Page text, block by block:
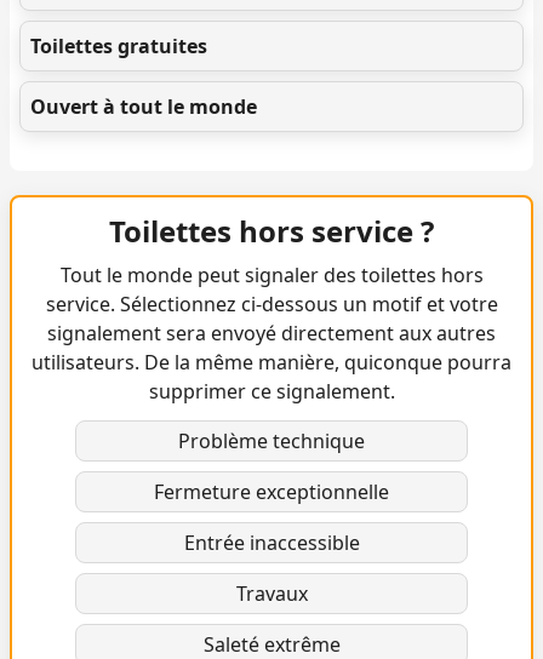
Toilettes gratuites
Ouvert à tout le monde
Toilettes hors service ?
Tout le monde peut signaler des toilettes hors
service. Sélectionnez ci-dessous un motif et votre
signalement sera envoyé directement aux autres
utilisateurs. De la même manière, quiconque pourra
supprimer ce signalement.
Problème technique
Fermeture exceptionnelle
Entrée inaccessible
Travaux
Saleté extrême